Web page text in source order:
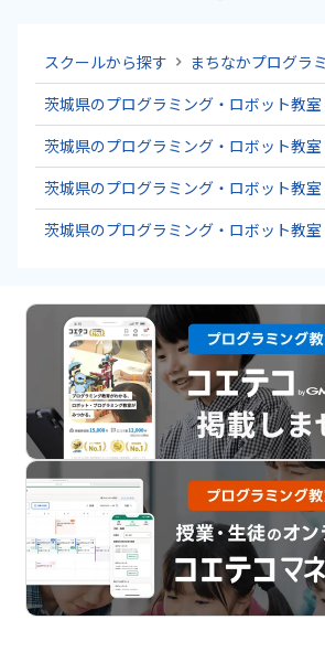
スクールから探す
まちなかプログラ
茨城県のプログラミング・ロボット教室
茨城県のプログラミング・ロボット教室
茨城県のプログラミング・ロボット教室
茨城県のプログラミング・ロボット教室